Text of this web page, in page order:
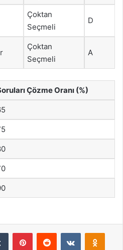
Çoktan
Seçmeli
D
Çoktan
Seçmeli
A
Çözme Oranı (%)
Tumblr PinterestReddit VKontakte